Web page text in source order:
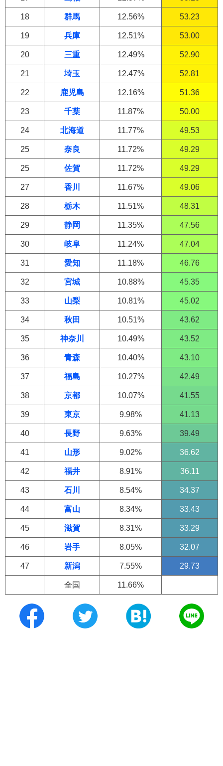
18 群馬 12.56% 53.23
19 兵庫 12.51% 53.00
20 三重 12.49% 52.90
21 埼玉 12.47% 52.81
22 鹿児島 12.16% 51.36
23 千葉 11.87% 50.00
24 北海道 11.77% 49.53
25 奈良 11.72% 49.29
25 佐賀 11.72% 49.29
27 香川 11.67% 49.06
28 栃木 11.51% 48.31
29 静岡 11.35% 47.56
30 岐阜 11.24% 47.04
31 愛知 11.18% 46.76
32 宮城 10.88% 45.35
33 山梨 10.81% 45.02
34 秋田 10.51% 43.62
35 神奈川 10.49% 43.52
36 青森 10.40% 43.10
37 福島 10.27% 42.49
38 京都 10.07% 41.55
39 東京 9.98% 41.13
40 長野 9.63% 39.49
41 山形 9.02% 36.62
42 福井 8.91% 36.11
43 石川 8.54% 34.37
44 富山 8.34% 33.43
45 滋賀 8.31% 33.29
46 岩手 8.05% 32.07
47 新潟 7.55% 29.73
全国 11.66%